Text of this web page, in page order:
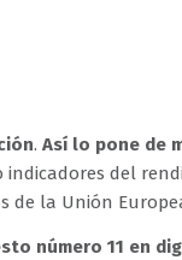
. Así lo pone de
indicadores del
de la Unión
número 11 en